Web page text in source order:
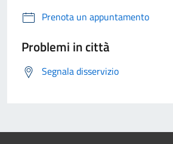
Prenota un appuntamento
Problemi in città
Segnala disservizio